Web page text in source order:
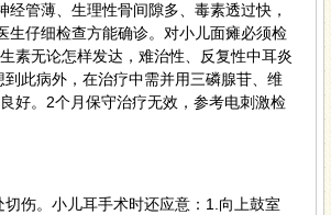
管薄、生理性骨间隙多、毒素透过快，
仔细检查方能确诊。对小儿面瘫必须检
素无论怎样发达，难治性、反复性中耳炎
到此病外，在治疗中需并用三磷腺苷、维
好。2个月保守治疗无效，参考电刺激检
伤。小儿耳手术时还应意：1.向上鼓室